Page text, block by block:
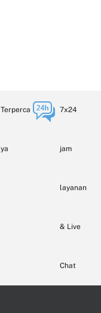
Terperca
ya
7x24
jam
layanan
& Live
Chat